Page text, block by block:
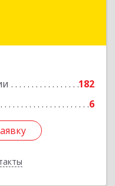
182
6
Новый Уренгой г,